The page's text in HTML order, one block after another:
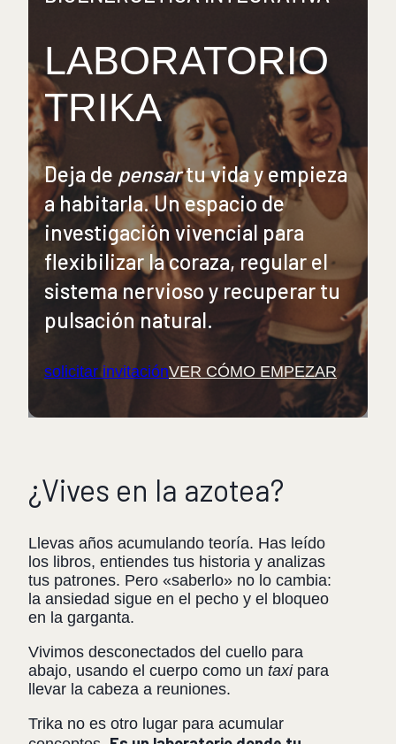
LABORATORIO
TRIKA
Deja de pensartu vida y empieza
a habitarla. Un espacio de
investigación vivencial para
flexibilizar la coraza, regular el
sistema nervioso y recuperar tu
pulsación natural.
solicitar invitaciónVER CÓMO EMPEZAR
¿Vives en la azotea?
Llevas años acumulando teoría. Has leído
los libros, entiendes tus historia y analizas
tus patrones. Pero «saberlo» no lo cambia:
la ansiedad sigue en el pecho y el bloqueo
en la garganta.
Vivimos desconectados del cuello para
abajo, usando el cuerpo como un taxi para
llevar la cabeza a reuniones.
Trika no es otro lugar para acumular